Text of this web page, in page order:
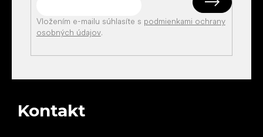
Vložením e-mailu súhlasíte s podmienkami ochrany
osobných údajov.
Kontakt